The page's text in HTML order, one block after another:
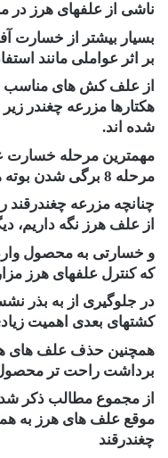
ناشی از علفهای هرز در
بسیار بیشتر از خسارت
بر اثر عواملی مانند
از علف کش های مناسب و
هکتارها مزرعه چغندر
شده اند.
مهمترین مرحله خسارت
مرحله 8 برگی شدن بوته های چغندر می باشد.
چنانچه مزرعه
از علف هرز نگه داریم،
و خسارتی به محصول
که کنترل علفهای هرز
در جلوگیری از به بذر
کشتهای بعدی اهمیت
همچنین حذف علف های
برداشت راحت تر
از مجموع مطالب ذکر
موقع علف های هرز به
چغندرقند